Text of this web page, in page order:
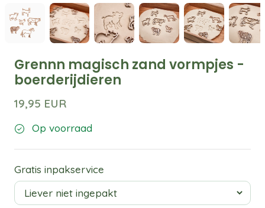
Grennn magisch zand vormpjes -
boerderijdieren
19,95 EUR
Op voorraad
Gratis inpakservice